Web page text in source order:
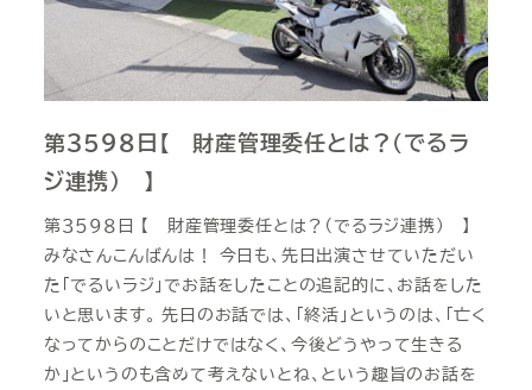
第３５９８日【 財産管理委任とは？（でるラ
ジ連携） 】
第３５９８日 【 財産管理委任とは？（でるラジ連携） 】
みなさんこんばんは！ 今日も、先日出演させていただい
た「でるいラジ」でお話をしたことの追記的に、お話をした
いと思います。 先日のお話では、「終活」というのは、「亡く
なってからのことだけではなく、今後どうやって生きる
か」というのも含めて考えないとね、という趣旨のお話を